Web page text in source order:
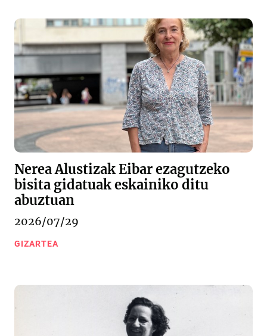
Nerea Alustizak Eibar ezagutzeko
bisita gidatuak eskainiko ditu
abuztuan
2026/07/29
GIZARTEA